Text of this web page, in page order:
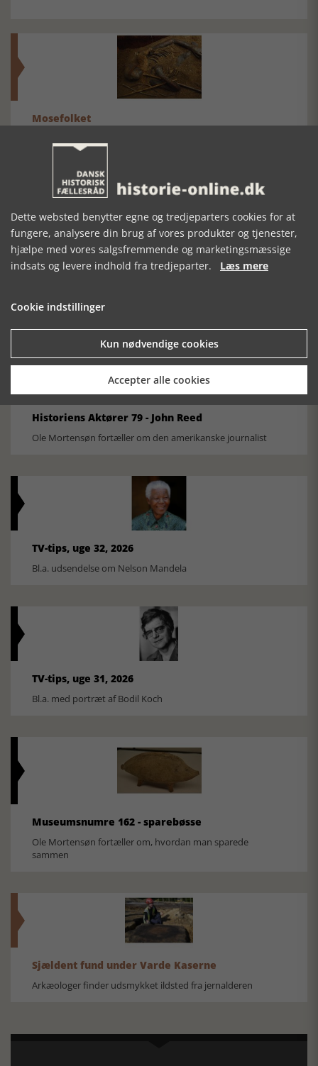
Mosefolket
Silkeborg Hovedgården
Historisk festival i Faaborg
oktober - 1. november 2026
Historiens Aktører 79 - John Reed
Ole Mortensøn fortæller om den amerikanske journalist
TV-tips, uge 32, 2026
Bl.a. udsendelse om Nelson Mandela
TV-tips, uge 31, 2026
Bl.a. med portræt af Bodil Koch
Museumsnumre 162 - sparebøsse
Ole Mortensøn fortæller om, hvordan man sparede
sammen
Sjældent fund under Varde Kaserne
Arkæologer finder udsmykket ildsted fra jernalderen
Dette websted benytter egne og tredjeparters cookies for at
fungere, analysere din brug af vores produkter og tjenester,
hjælpe med vores salgsfremmende og marketingsmæssige
indsats og levere indhold fra tredjeparter. Læs mere
Cookie indstillinger
Kun nødvendige cookies
Accepter alle cookies